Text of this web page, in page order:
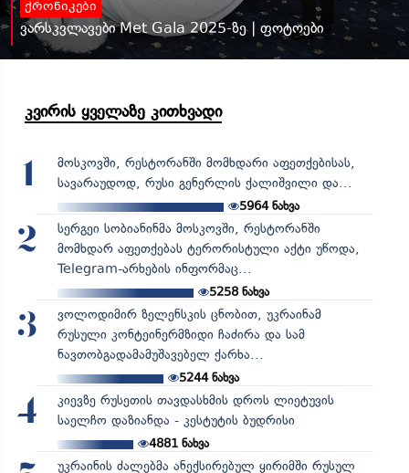
ქრონიკები
ვარსკვლავები Met Gala 2025-ზე | ფოტოები
კვირის ყველაზე კითხვადი
1
მოსკოვში, რესტორანში მომხდარი აფეთქებისას,
სავარაუდოდ, რუსი გენერლის ქალიშვილი და...
5964ნახვა
2
სერგეი სობიანინმა მოსკოვში, რესტორანში
მომხდარ აფეთქებას ტერორისტული აქტი უწოდა,
Telegram-არხების ინფორმაც...
5258ნახვა
3
ვოლოდიმირ ზელენსკის ცნობით, უკრაინამ
რუსული კონტეინერმზიდი ჩაძირა და სამ
ნავთობგადამამუშავებელ ქარხა...
5244ნახვა
4
კიევზე რუსეთის თავდასხმის დროს ლიეტუვის
საელჩო დაზიანდა - კესტუტის ბუდრისი
4881ნახვა
უკრაინის ძალებმა ანექსირებულ ყირიმში რუსულ